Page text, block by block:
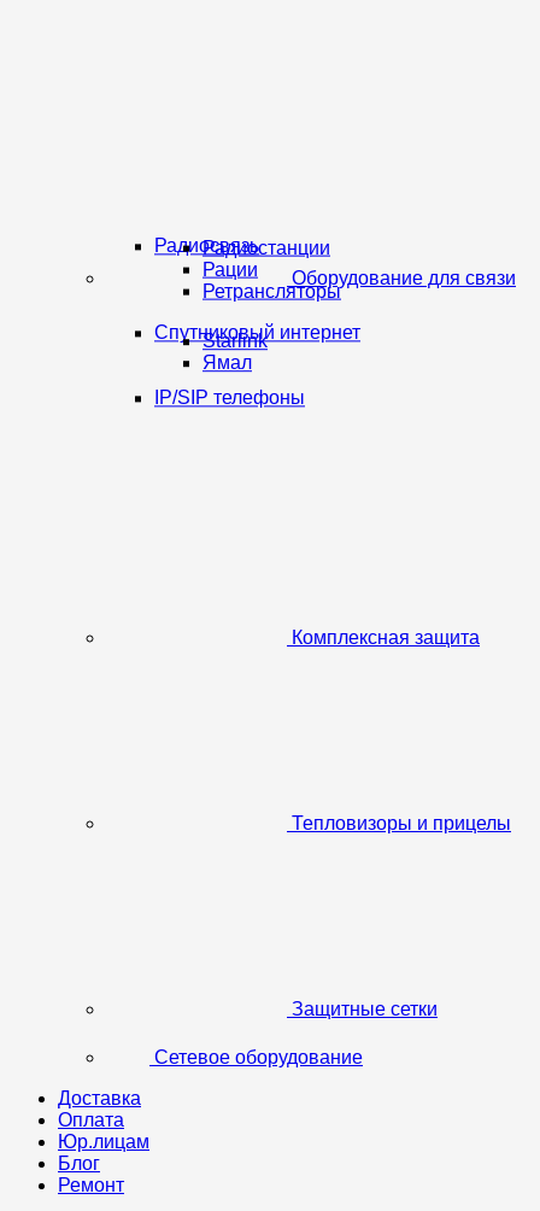
Оборудование для связи
Радиосвязь
Радиостанции
Рации
Ретрансляторы
Спутниковый интернет
Starlink
Ямал
IP/SIP телефоны
Комплексная защита
Тепловизоры и прицелы
Защитные сетки
Сетевое оборудование
Доставка
Оплата
Юр.лицам
Блог
Ремонт